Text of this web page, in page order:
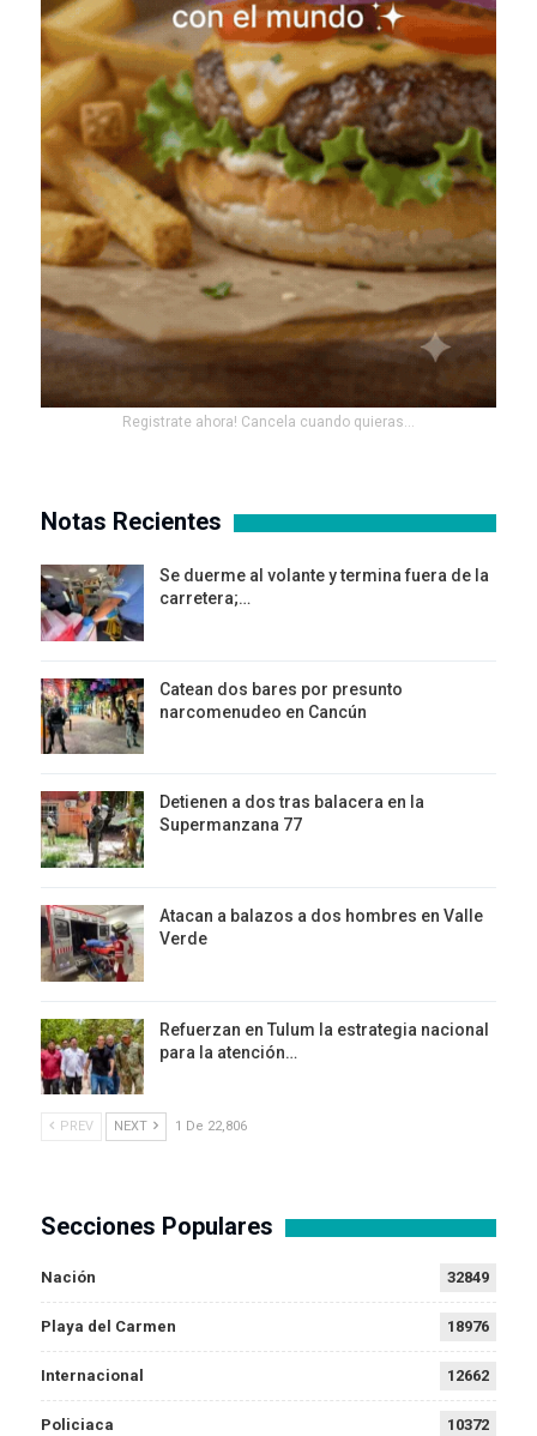
Registrate ahora! Cancela cuando quieras...
Notas Recientes
Se duerme al volante y termina fuera de la
carretera;…
Catean dos bares por presunto
narcomenudeo en Cancún
Detienen a dos tras balacera en la
Supermanzana 77
Atacan a balazos a dos hombres en Valle
Verde
Refuerzan en Tulum la estrategia nacional
para la atención…
PREV NEXT 1 De 22,806
Secciones Populares
Nación 32849
Playa del Carmen 18976
Internacional 12662
Policiaca 10372